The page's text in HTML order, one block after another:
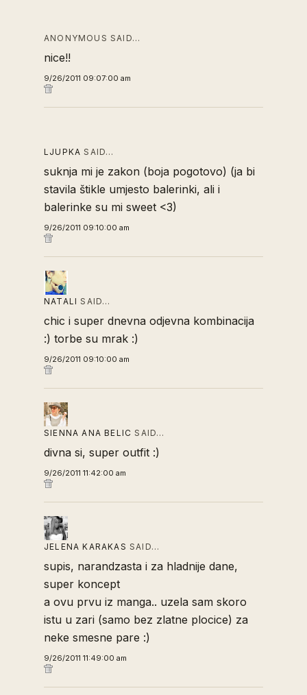
ANONYMOUS SAID…
nice!!
9/26/2011 09:07:00 am
LJUPKA SAID…
suknja mi je zakon (boja pogotovo) (ja bi
stavila štikle umjesto balerinki, ali i
balerinke su mi sweet <3)
9/26/2011 09:10:00 am
NATALI SAID…
chic i super dnevna odjevna kombinacija
:) torbe su mrak :)
9/26/2011 09:10:00 am
SIENNA ANA BELIC SAID…
divna si, super outfit :)
9/26/2011 11:42:00 am
JELENA KARAKAS SAID…
supis, narandzasta i za hladnije dane,
super koncept
a ovu prvu iz manga.. uzela sam skoro
istu u zari (samo bez zlatne plocice) za
neke smesne pare :)
9/26/2011 11:49:00 am